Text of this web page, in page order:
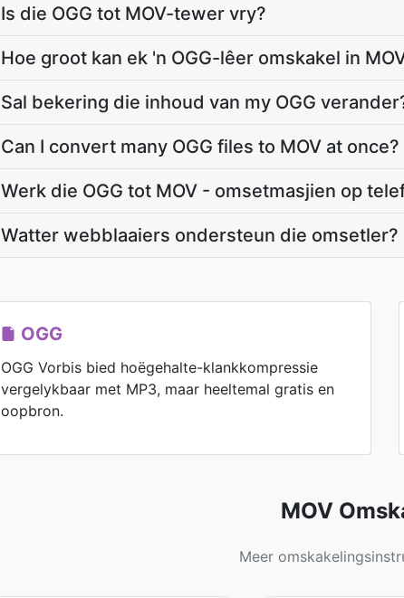
Is die OGG tot MOV-tewer vry?
Hoe groot kan ek 'n OGG-lêer omskakel in
Sal bekering die inhoud van my OGG
Can I convert many OGG files to MOV at once?
Werk die OGG tot MOV - omsetmasjien op
Watter webblaaiers ondersteun die omsetler?
OGG
OGG Vorbis bied hoëgehalte-klankkompressie
vergelykbaar met MP3, maar heeltemal gratis en
oopbron.
MOV
Meer